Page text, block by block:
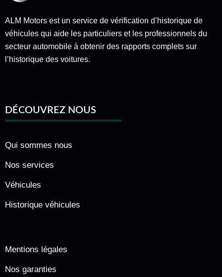
ALM Motors est un service de vérification d’historique de
véhicules qui aide les particuliers et les professionnels du
secteur automobile à obtenir des rapports complets sur
l’historique des voitures.
DÉCOUVREZ NOUS
Qui sommes nous
Nos services
Véhicules
Historique véhicules
Mentions légales
Nos garanties